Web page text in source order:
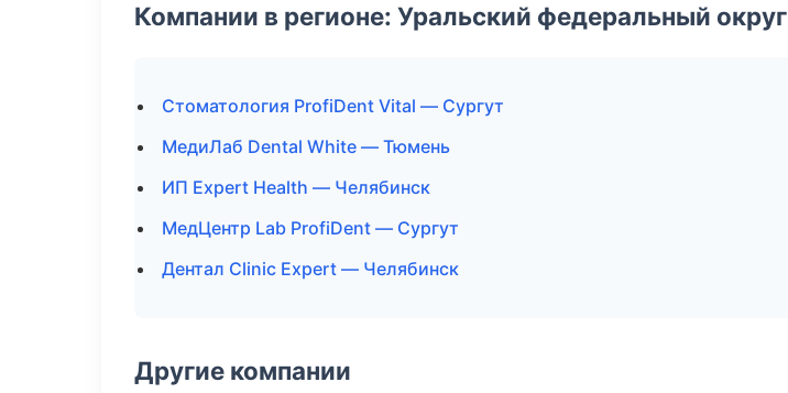
Компании в регионе: Уральский федеральный округ
Стоматология ProfiDent Vital — Сургут
МедиЛаб Dental White — Тюмень
ИП Expert Health — Челябинск
МедЦентр Lab ProfiDent — Сургут
Дентал Clinic Expert — Челябинск
Другие компании